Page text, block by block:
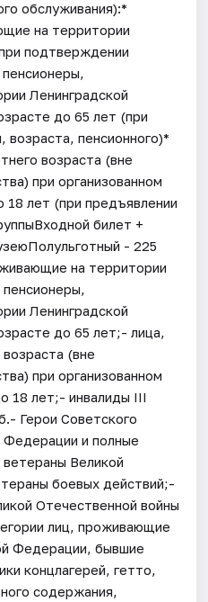
обслуживания):*
на территории
подтверждении
пенсионеры,
Ленинградской
до 65 лет (при
пенсионного)*
возраста (вне
при организованном
лет (при предъявлении
билет +
- 225
на территории
Ленинградской
до 65 лет;- лица,
(вне
при организованном
18 лет;- инвалиды III
Герои Советского
Федерации и полные
Великой
боевых действий;-
Отечественной войны
лиц, проживающие
Федерации, бывшие
концлагерей, гетто,
содержания,